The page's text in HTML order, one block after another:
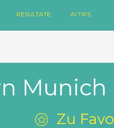
RESULTATE AI TIPS
Zu